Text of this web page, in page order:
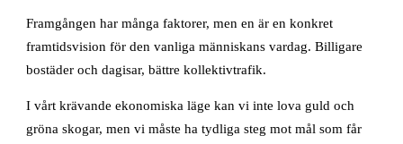
Framgången har många faktorer, men en är en konkret
framtidsvision för den vanliga människans vardag. Billigare
bostäder och dagisar, bättre kollektivtrafik.
I vårt krävande ekonomiska läge kan vi inte lova guld och
gröna skogar, men vi måste ha tydliga steg mot mål som får